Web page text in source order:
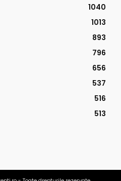
1040
1013
893
796
656
537
516
513